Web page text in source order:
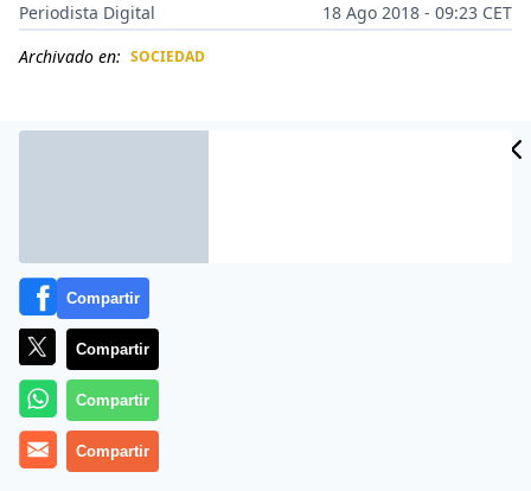
Periodista Digital
18 Ago 2018 - 09:23 CET
Archivado en: SOCIEDAD
Un joven mexicano de 27 años en estado de ebriedad,
y aparentemente drogado con marihuana, desenterró
Compartir
Compartir
Compartir
Compartir